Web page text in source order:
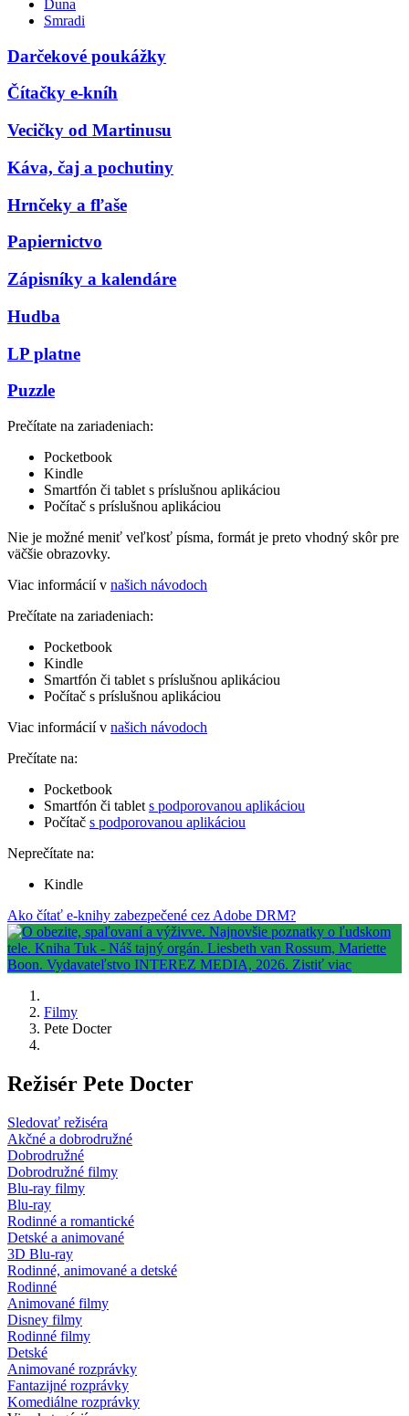
Duna
Smradi
Darčekové poukážky
Čítačky e-kníh
Vecičky od Martinusu
Káva, čaj a pochutiny
Hrnčeky a fľaše
Papiernictvo
Zápisníky a kalendáre
Hudba
LP platne
Puzzle
Prečítate na zariadeniach:
Pocketbook
Kindle
Smartfón či tablet s príslušnou aplikáciou
Počítač s príslušnou aplikáciou
Nie je možné meniť veľkosť písma, formát je preto vhodný skôr pre
väčšie obrazovky.
Viac informácií v našich návodoch
Prečítate na zariadeniach:
Pocketbook
Kindle
Smartfón či tablet s príslušnou aplikáciou
Počítač s príslušnou aplikáciou
Viac informácií v našich návodoch
Prečítate na:
Pocketbook
Smartfón či tablet s podporovanou aplikáciou
Počítač s podporovanou aplikáciou
Neprečítate na:
Kindle
Ako čítať e-knihy zabezpečené cez Adobe DRM?
Filmy
Pete Docter
Režisér Pete Docter
Sledovať režiséra
Akčné a dobrodružné
Dobrodružné
Dobrodružné filmy
Blu-ray filmy
Blu-ray
Rodinné a romantické
Detské a animované
3D Blu-ray
Rodinné, animované a detské
Rodinné
Animované filmy
Disney filmy
Rodinné filmy
Detské
Animované rozprávky
Fantazijné rozprávky
Komediálne rozprávky